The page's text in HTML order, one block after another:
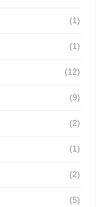
(1)
(1)
(12)
(9)
(2)
(1)
(2)
(5)